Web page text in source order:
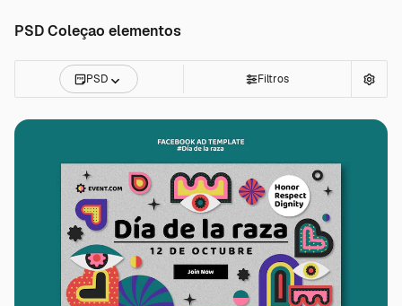
PSD Coleçao elementos
PSD Filtros